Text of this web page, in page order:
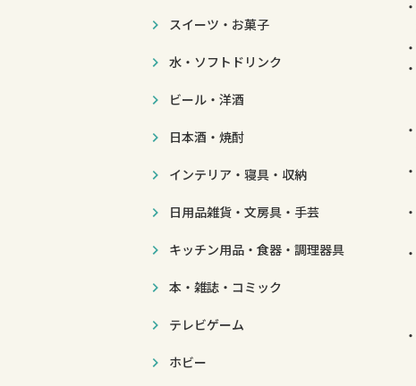
スイーツ・お菓子
水・ソフトドリンク
ビール・洋酒
日本酒・焼酎
インテリア・寝具・収納
日用品雑貨・文房具・手芸
キッチン用品・食器・調理器具
本・雑誌・コミック
テレビゲーム
ホビー